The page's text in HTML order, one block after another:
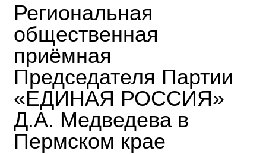
Региональная
общественная
приёмная
Председателя Партии
«ЕДИНАЯ РОССИЯ»
Д.А. Медведева в
Пермском крае